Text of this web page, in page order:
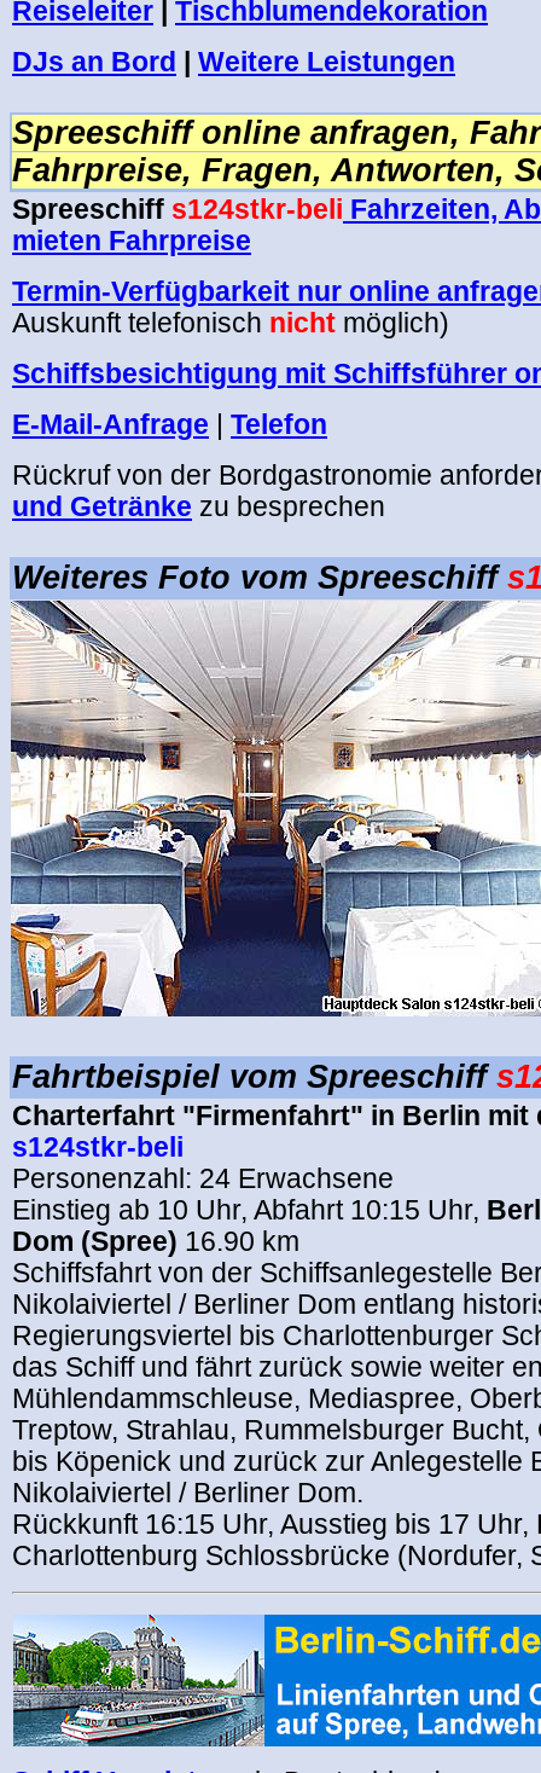
Reiseleiter
Tischblumendekoration
DJs an Bord
Weitere Leistungen
Spreeschiff online anfragen,
Fahrpreise, Fragen, Antworten,
Spreeschiff s124stkr-beli Fahrzeiten,
mieten Fahrpreise
Termin-Verfügbarkeit nur online
Auskunft telefonisch nicht möglich)
Schiffsbesichtigung mit Schiffsführer
E-Mail-Anfrage
Telefon
Rückruf von der Bordgastronomie
und Getränke zu besprechen
Weiteres Foto vom Spreeschiff
Fahrtbeispiel vom Spreeschiff
Charterfahrt "Firmenfahrt" in Berlin mit
s124stkr-beli
Personenzahl: 24 Erwachsene
Einstieg ab 10 Uhr, Abfahrt 10:15 Uhr,
Dom (Spree) 16.90 km
Schiffsfahrt von der Schiffsanlegestelle
Nikolaiviertel / Berliner Dom entlang
Regierungsviertel bis Charlottenburger
das Schiff und fährt zurück sowie weiter
Mühlendammschleuse, Mediaspree,
Treptow, Strahlau, Rummelsburger
bis Köpenick und zurück zur Anlegestelle
Nikolaiviertel / Berliner Dom.
Rückkunft 16:15 Uhr, Ausstieg bis 17 Uhr,
Charlottenburg Schlossbrücke (Nordufer,